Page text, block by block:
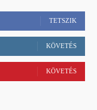
TETSZIK
KÖVETÉS
KÖVETÉS